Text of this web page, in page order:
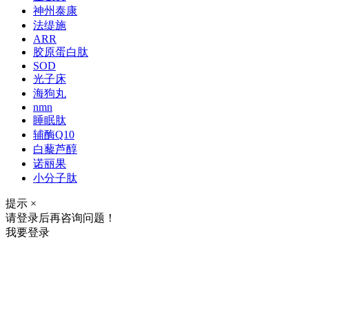
神州泰康
法缇施
ARR
胶原蛋白肽
SOD
光子床
海狗丸
nmn
睡眠肽
辅酶Q10
白藜芦醇
诺丽果
小分子肽
提示 ×
请登录后再咨询问题！
我要登录